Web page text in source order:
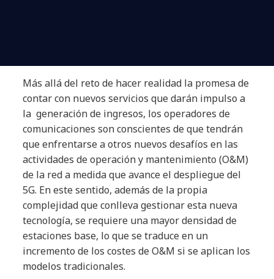
Más allá del reto de hacer realidad la promesa de
contar con nuevos servicios que darán impulso a
la generación de ingresos, los operadores de
comunicaciones son conscientes de que tendrán
que enfrentarse a otros nuevos desafíos en las
actividades de operación y mantenimiento (O&M)
de la red a medida que avance el despliegue del
5G. En este sentido, además de la propia
complejidad que conlleva gestionar esta nueva
tecnología, se requiere una mayor densidad de
estaciones base, lo que se traduce en un
incremento de los costes de O&M si se aplican los
modelos tradicionales.